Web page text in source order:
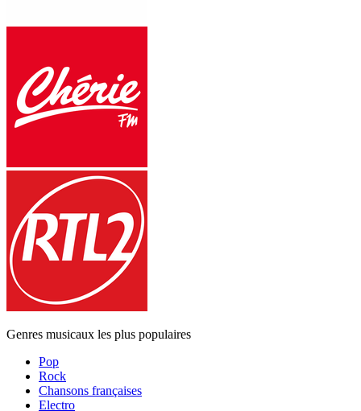
Genres musicaux les plus populaires
Pop
Rock
Chansons françaises
Electro